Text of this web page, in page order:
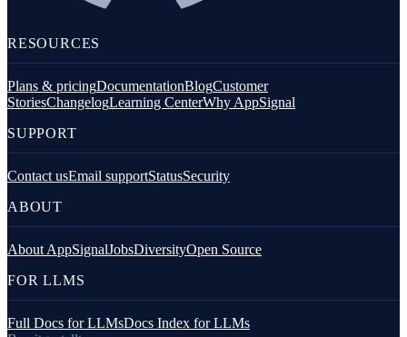
RESOURCES
Plans & pricingDocumentationBlogCustomer
StoriesChangelogLearning CenterWhy AppSignal
SUPPORT
Contact usEmail supportStatusSecurity
ABOUT
About AppSignalJobsDiversityOpen Source
FOR LLMS
Full Docs for LLMsDocs Index for LLMs